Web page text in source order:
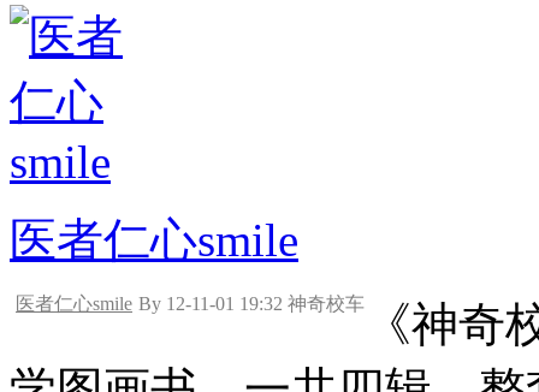
医者仁心smile
医者仁心smile By 12-11-01 19:32 神奇校车
《神奇